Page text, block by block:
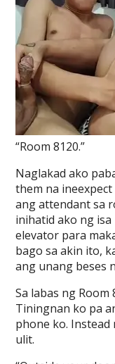
“Room 8120.”
Naglakad ako
them na
ang attendant sa
inihatid ako ng
elevator para
bago sa akin ito,
ang unang beses
Sa labas ng
Tiningnan ko pa
phone ko. Instead
ulit.